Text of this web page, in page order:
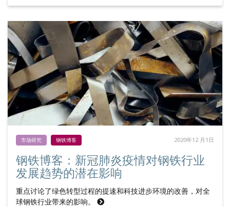
市场研究 钢铁博客 2020年12 月1日
钢铁博客：新冠肺炎疫情对钢铁行业
发展趋势的潜在影响
重点讨论了绿色转型过程的提速和科技进步环境的改善，对全
球钢铁行业带来的影响。